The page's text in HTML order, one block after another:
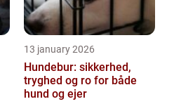
13 january 2026
Hundebur: sikkerhed,
tryghed og ro for både
hund og ejer